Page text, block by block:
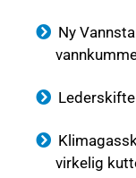
Ny
virkelig